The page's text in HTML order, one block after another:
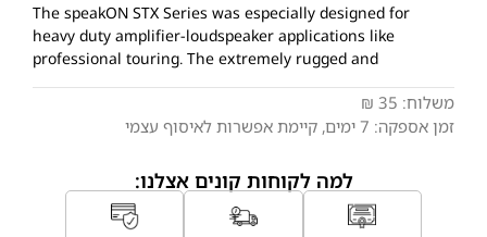
The speakON STX Series was especially designed for
heavy duty amplifier-loudspeaker applications like
professional touring. The extremely rugged and
משלוח: 35 ₪
זמן אספקה: 7 ימים, קיימת אפשרות לאיסוף עצמי
למה לקוחות קונים אצלנו: